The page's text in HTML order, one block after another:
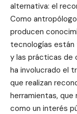
alternativa: el
Como
producen
tecnologías están
y las prácticas de
ha involucrado el
que realizan
herramientas,
como un interés